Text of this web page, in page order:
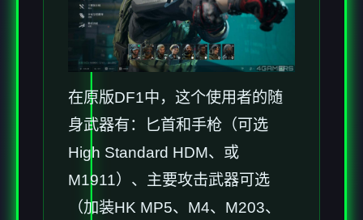
在原版DF1中，这个使用者的随
身武器有：匕首和手枪（可选
High Standard HDM、或
M1911）、主要攻击武器可选
（加装HK MP5、M4、M203、